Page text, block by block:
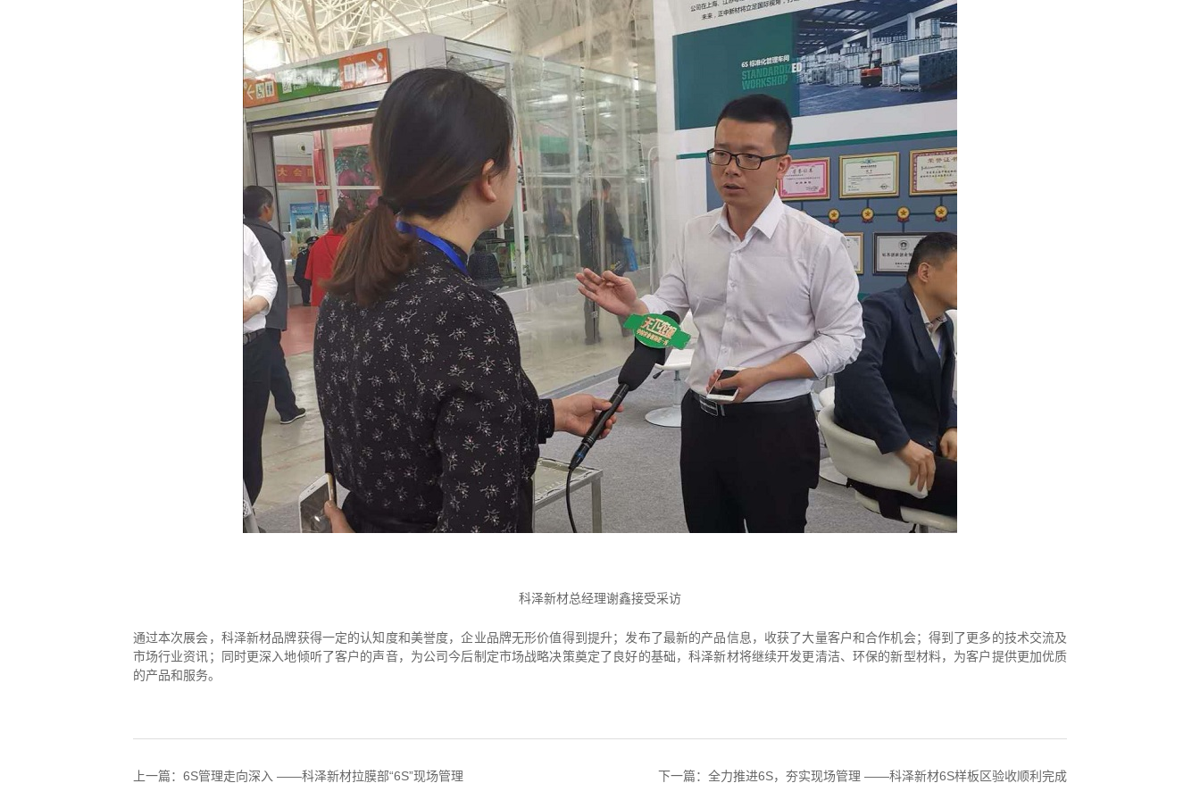
科泽新材总经理谢鑫接受采访
通过本次展会，科泽新材品牌获得一定的认知度和美誉度，企业品牌无形价值得到提升；发布了最新的产品信息，收获了大量客户和合作机会；得到了更多的技术交流及
市场行业资讯；同时更深入地倾听了客户的声音，为公司今后制定市场战略决策奠定了良好的基础，科泽新材将继续开发更清洁、环保的新型材料，为客户提供更加优质
的产品和服务。
上一篇：6S管理走向深入 ——科泽新材拉膜部“6S”现场管理 下一篇：全力推进6S，夯实现场管理 ——科泽新材6S样板区验收顺利完成